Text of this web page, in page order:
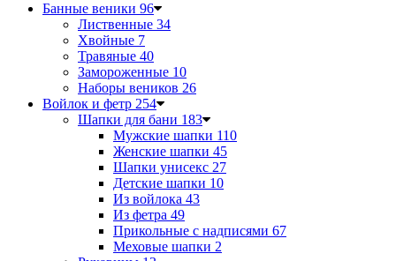
Банные веники 96
Лиственные 34
Хвойные 7
Травяные 40
Замороженные 10
Наборы веников 26
Войлок и фетр 254
Шапки для бани 183
Мужские шапки 110
Женские шапки 45
Шапки унисекс 27
Детские шапки 10
Из войлока 43
Из фетра 49
Прикольные с надписями 67
Меховые шапки 2